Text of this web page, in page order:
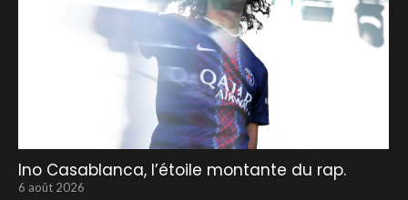
Ino Casablanca, l’étoile montante du rap.
6 août 2026